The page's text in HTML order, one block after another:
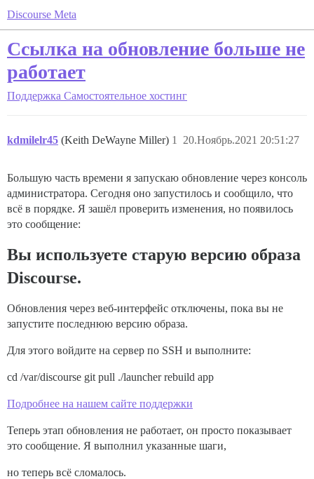
Discourse Meta
Ссылка на обновление больше не
работает
Поддержка Самостоятельное хостинг
kdmilelr45 (Keith DeWayne Miller) 20.Ноябрь.2021 20:51:27
1
Большую часть времени я запускаю обновление через консоль
администратора. Сегодня оно запустилось и сообщило, что
всё в порядке. Я зашёл проверить изменения, но появилось
это сообщение:
Вы используете старую версию образа
Discourse.
Обновления через веб-интерфейс отключены, пока вы не
запустите последнюю версию образа.
Для этого войдите на сервер по SSH и выполните:
cd /var/discourse git pull ./launcher rebuild app
Подробнее на нашем сайте поддержки
Теперь этап обновления не работает, он просто показывает
это сообщение. Я выполнил указанные шаги,
но теперь всё сломалось.